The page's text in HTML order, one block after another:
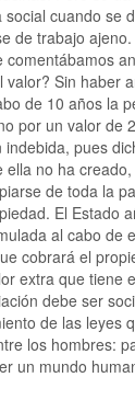
cuando se
de trabajo
Sin haber
de 10 años la
por un valor de
pues
no ha
de toda la
El Estado
al cabo de
cobrará el
extra que tiene
debe ser
de las leyes
los hombres:
un mundo